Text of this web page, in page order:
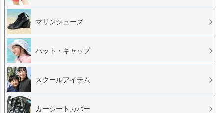
マリンシューズ
ハット・キャップ
スクールアイテム
カーシートカバー